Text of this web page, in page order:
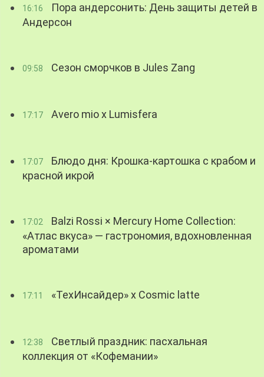
16:16
Пора андерсонить: День защиты детей в
Андерсон
09:58 Сезон сморчков в Jules Zang
17:17 Avero mio x Lumisfera
17:07
Блюдо дня: Крошка-картошка с крабом и
красной икрой
17:02
Balzi Rossi × Mercury Home Collection:
«Атлас вкуса» — гастрономия, вдохновленная
ароматами
17:11 «ТехИнсайдер» х Cosmic latte
12:38
Светлый праздник: пасхальная
коллекция от «Кофемании»